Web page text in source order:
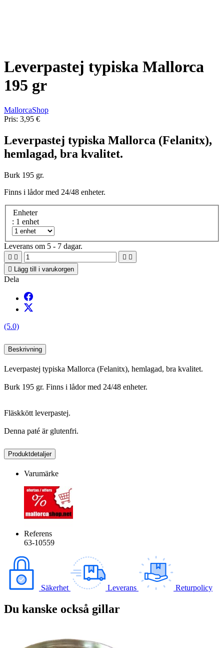
Leverpastej typiska Mallorca
195 gr
MallorcaShop
Pris: 3,95 €
Leverpastej typiska Mallorca (Felanitx),
hemlagad, bra kvalitet.
Burk 195 gr.
Finns i lådor med 24/48 enheter.
Enheter
: 1 enhet
Leverans om 5 - 7 dagar.
   
 Lägg till i varukorgen
Dela
(5.0)
Beskrivning
Leverpastej typiska Mallorca (Felanitx), hemlagad, bra kvalitet.
Burk 195 gr. Finns i lådor med 24/48 enheter.
Fläskkött leverpastej.
Denna paté är glutenfri.
Produktdetaljer
Varumärke
Referens
63-10559
Säkerhet Leverans Returpolicy
Du kanske också gillar